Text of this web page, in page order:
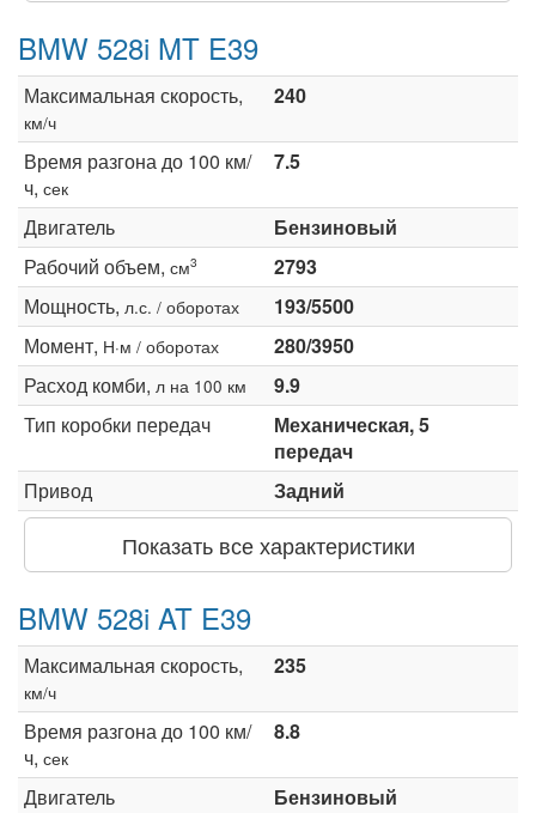
BMW 528i MT E39
Максимальная скорость,
км/ч
240
Время разгона до 100 км/
ч, сек
7.5
Двигатель
Бензиновый
Рабочий объем, см3
2793
Мощность, л.с. / оборотах
193/5500
Момент, Н·м / оборотах
280/3950
Расход комби, л на 100 км
9.9
Тип коробки передач
Механическая, 5
передач
Привод
Задний
Показать все характеристики
BMW 528i AT E39
Максимальная скорость,
км/ч
235
Время разгона до 100 км/
ч, сек
8.8
Двигатель
Бензиновый